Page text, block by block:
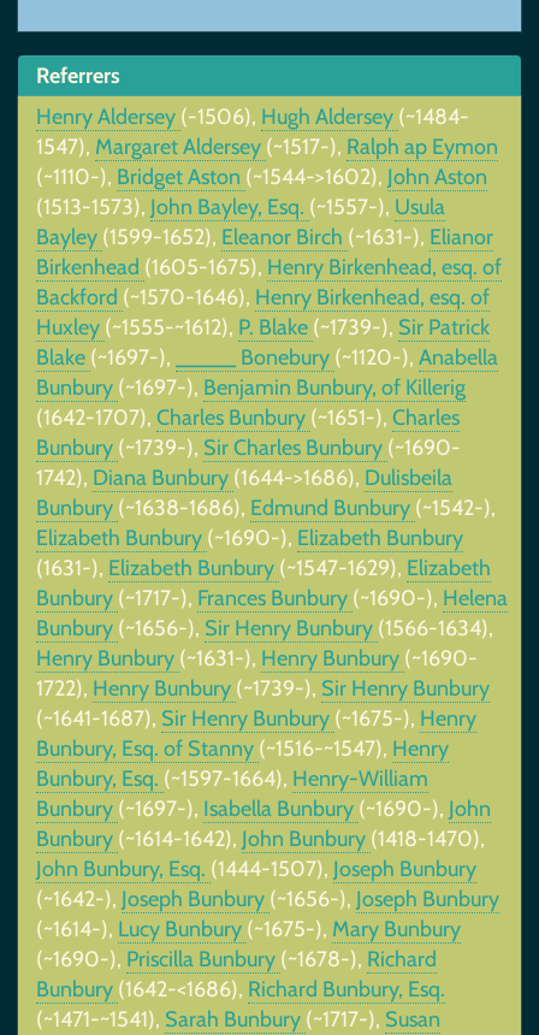
Referrers
Henry Aldersey (-1506), Hugh Aldersey (~1484-
1547), Margaret Aldersey (~1517-), Ralph ap Eymon
(~1110-), Bridget Aston (~1544->1602), John Aston
(1513-1573), John Bayley, Esq. (~1557-), Usula
Bayley (1599-1652), Eleanor Birch (~1631-), Elianor
Birkenhead (1605-1675), Henry Birkenhead, esq. of
Backford (~1570-1646), Henry Birkenhead, esq. of
Huxley (~1555-~1612), P. Blake (~1739-), Sir Patrick
Blake (~1697-), _____ Bonebury (~1120-), Anabella
Bunbury (~1697-), Benjamin Bunbury, of Killerig
(1642-1707), Charles Bunbury (~1651-), Charles
Bunbury (~1739-), Sir Charles Bunbury (~1690-
1742), Diana Bunbury (1644->1686), Dulisbeila
Bunbury (~1638-1686), Edmund Bunbury (~1542-),
Elizabeth Bunbury (~1690-), Elizabeth Bunbury
(1631-), Elizabeth Bunbury (~1547-1629), Elizabeth
Bunbury (~1717-), Frances Bunbury (~1690-), Helena
Bunbury (~1656-), Sir Henry Bunbury (1566-1634),
Henry Bunbury (~1631-), Henry Bunbury (~1690-
1722), Henry Bunbury (~1739-), Sir Henry Bunbury
(~1641-1687), Sir Henry Bunbury (~1675-), Henry
Bunbury, Esq. of Stanny (~1516-~1547), Henry
Bunbury, Esq. (~1597-1664), Henry-William
Bunbury (~1697-), Isabella Bunbury (~1690-), John
Bunbury (~1614-1642), John Bunbury (1418-1470),
John Bunbury, Esq. (1444-1507), Joseph Bunbury
(~1642-), Joseph Bunbury (~1656-), Joseph Bunbury
(~1614-), Lucy Bunbury (~1675-), Mary Bunbury
(~1690-), Priscilla Bunbury (~1678-), Richard
Bunbury (1642-<1686), Richard Bunbury, Esq.
(~1471-~1541), Sarah Bunbury (~1717-), Susan